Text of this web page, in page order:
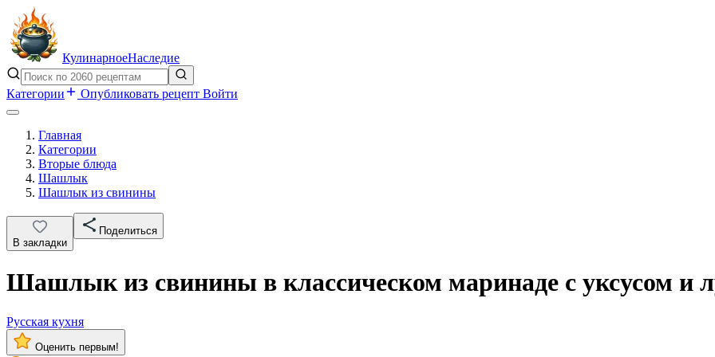
КулинарноеНаследие
Категории Опубликовать рецепт Войти
Главная
Категории
Вторые блюда
Шашлык
Шашлык из свинины
В закладки
Поделиться
Шашлык из свинины в классическом маринаде с уксусом и
Русская кухня
Оценить первым!